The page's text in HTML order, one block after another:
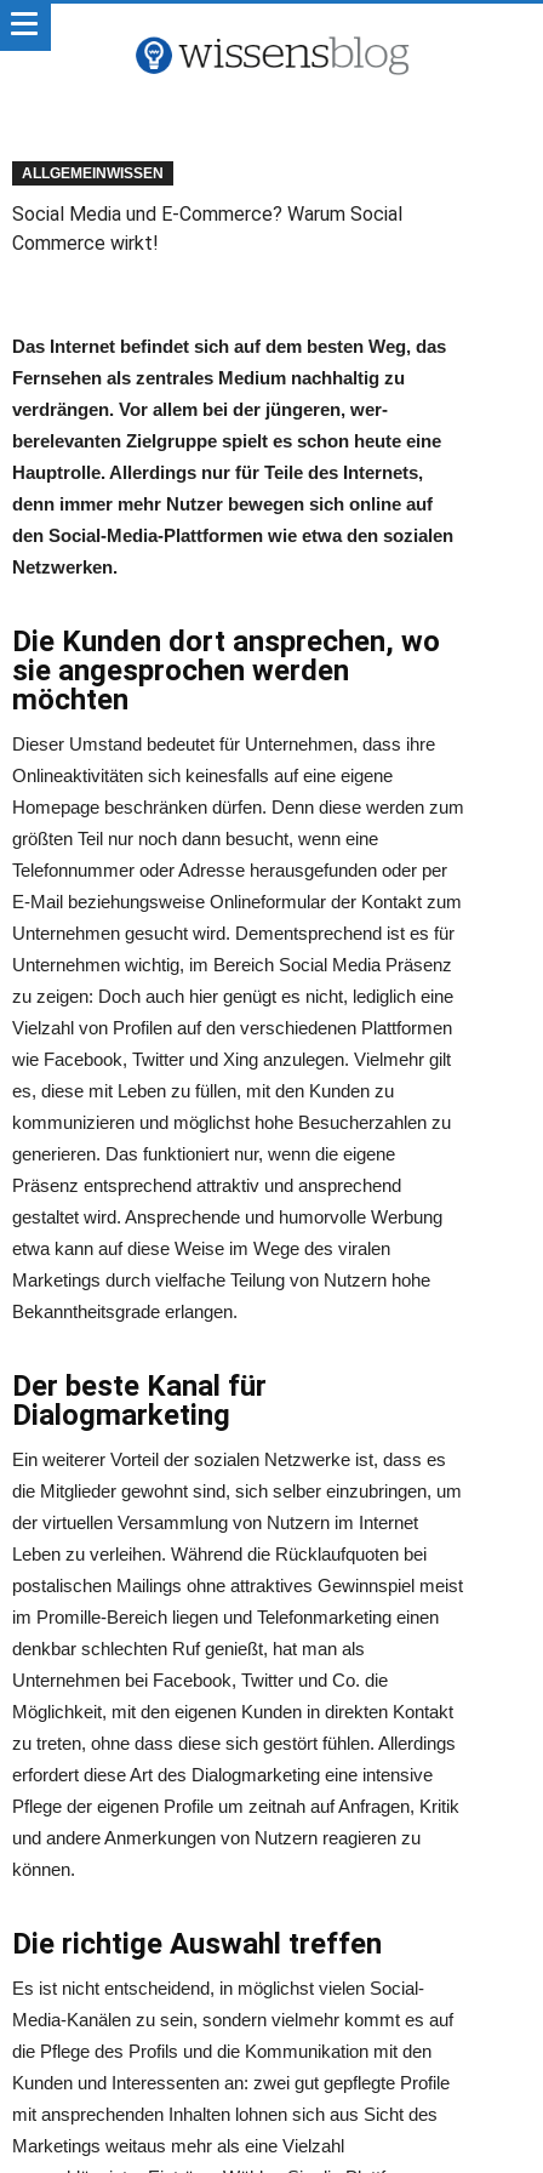
ALLGEMEINWISSEN
Social Media und E-Commerce? Warum Social
Commerce wirkt!
Das Internet befindet sich auf dem besten Weg, das
Fernsehen als zen­trales Medium nachhaltig zu
verdrän­gen. Vor allem bei der jüngeren, wer­
berelevanten Zielgruppe spielt es schon heute eine
Hauptrolle. Aller­dings nur für Teile des Internets,
denn immer mehr Nutzer bewegen sich on­line auf
den Social-Media-Plattformen wie etwa den sozialen
Netzwerken.
Die Kunden dort ansprechen, wo
sie angesprochen werden
möchten
Dieser Umstand bedeutet für Unternehmen, dass ihre
Onlineaktivitäten sich keinesfalls auf eine eigene
Homepage beschränken dürfen. Denn diese werden zum
größten Teil nur noch dann besucht, wenn eine
Telefonnummer oder Adresse herausgefunden oder per
E-Mail beziehungsweise Onlineformular der Kontakt zum
Unternehmen gesucht wird. Dementsprechend ist es für
Unternehmen wichtig, im Bereich Social Media Präsenz
zu zeigen: Doch auch hier genügt es nicht, lediglich eine
Vielzahl von Profilen auf den verschiedenen Plattformen
wie Facebook, Twitter und Xing anzulegen. Vielmehr gilt
es, diese mit Leben zu füllen, mit den Kunden zu
kommunizieren und möglichst hohe Besucherzahlen zu
generieren. Das funktioniert nur, wenn die eigene
Präsenz entsprechend attraktiv und ansprechend
gestaltet wird. Ansprechende und humorvolle Werbung
etwa kann auf diese Weise im Wege des viralen
Marketings durch vielfache Teilung von Nutzern hohe
Bekanntheitsgrade erlangen.
Der beste Kanal für
Dialogmarketing
Ein weiterer Vorteil der sozialen Netzwerke ist, dass es
die Mitglieder gewohnt sind, sich selber einzubringen, um
der virtuellen Versammlung von Nutzern im Internet
Leben zu verleihen. Während die Rücklaufquoten bei
postalischen Mailings ohne attraktives Gewinnspiel meist
im Promille-Bereich liegen und Telefonmarketing einen
denkbar schlechten Ruf genießt, hat man als
Unternehmen bei Facebook, Twitter und Co. die
Möglichkeit, mit den eigenen Kunden in direkten Kontakt
zu treten, ohne dass diese sich gestört fühlen. Allerdings
erfordert diese Art des Dialogmarketing eine intensive
Pflege der eigenen Profile um zeitnah auf Anfragen, Kritik
und andere Anmerkungen von Nutzern reagieren zu
können.
Die richtige Auswahl treffen
Es ist nicht entscheidend, in möglichst vielen Social-
Media-Kanälen zu sein, sondern vielmehr kommt es auf
die Pflege des Profils und die Kommunikation mit den
Kunden und Interessenten an: zwei gut gepflegte Profile
mit ansprechenden Inhalten lohnen sich aus Sicht des
Marketings weitaus mehr als eine Vielzahl